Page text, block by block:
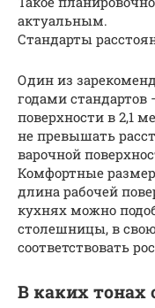
актуальным.
Стандарты
Один из
годами стандартов
поверхности в 2,1
не превышать
варочной
Комфортные
длина рабочей
кухнях можно
столешницы, в
соответствовать
В каких тонах